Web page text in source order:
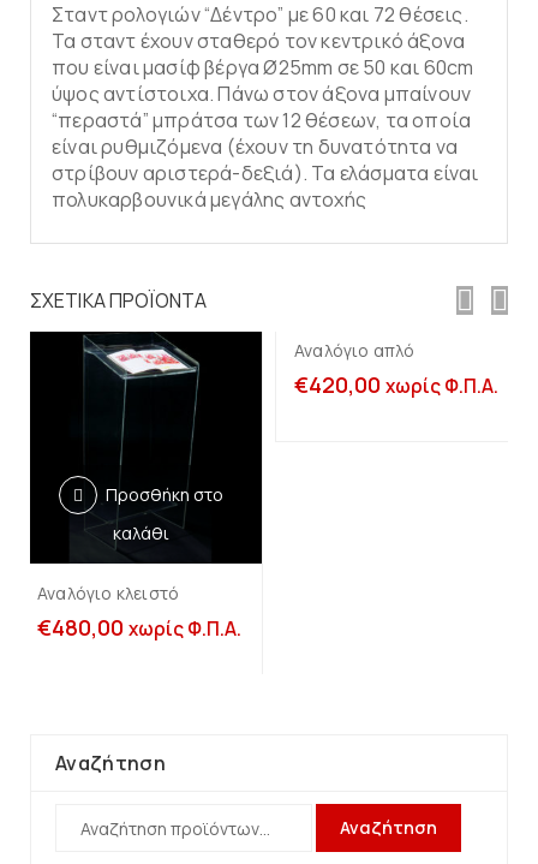
Σταντ ρολογιών “Δέντρο” με 60 και 72 θέσεις.
Τα σταντ έχουν σταθερό τον κεντρικό άξονα
που είναι μασίφ βέργα Ø25mm σε 50 και 60cm
ύψος αντίστοιχα. Πάνω στον άξονα μπαίνουν
“περαστά” μπράτσα των 12 θέσεων, τα οποία
είναι ρυθμιζόμενα (έχουν τη δυνατότητα να
στρίβουν αριστερά-δεξιά). Τα ελάσματα είναι
πολυκαρβουνικά μεγάλης αντοχής
ΣΧΕΤΙΚΆ ΠΡΟΪΌΝΤΑ
Προσθήκη στο
καλάθι
Αναλόγιο κλειστό
€480,00 χωρίς Φ.Π.Α.
Αναλόγιο απλό
€420,00 χωρίς Φ.Π.Α.
Αναζήτηση
Αναζήτηση